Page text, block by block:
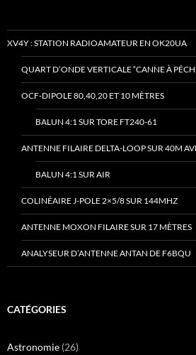
XV4Y : STATION RADIOAMATEUR EN OK20UA
QUART D’ONDE VERTICALE “CANNE À
OCF-DIPOLE 80,40,20 ET 10 MÈTRES
BALUN 4:1 SUR TORE FT240-61
ANTENNE FILAIRE DELTA-LOOP SUR 40M
BALUN 4:1 SUR AIR
COLINÉAIRE J-POLE 2×5/8 SUR 144MHZ
ANTENNE MOXON FILAIRE SUR 17 MÈTRES
ANALYSEUR D’ANTENNE ANTAN DE F6BQU
CATÉGORIES
Astronomie (26)